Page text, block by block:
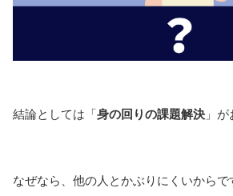
結論としては「身の回りの課題解決 」
なぜなら、他の人とかぶりにくいからで